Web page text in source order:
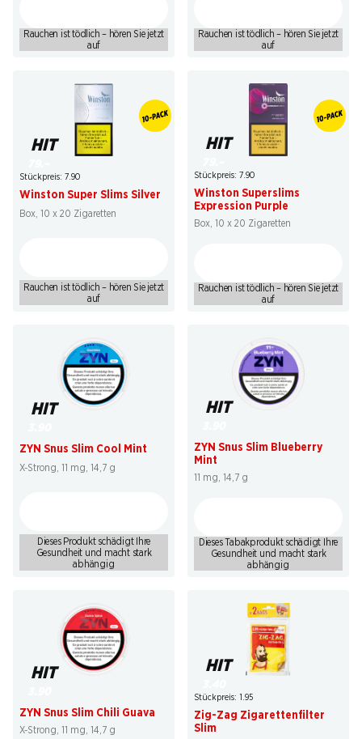
Rauchen ist tödlich – hören Sie jetzt
auf
Rauchen ist tödlich – hören Sie jetzt
auf
HIT
Stückpreis: 7.90
Winston Super Slims Silver
Box, 10 x 20 Zigaretten
Rauchen ist tödlich – hören Sie jetzt
auf
HIT
Stückpreis: 7.90
Winston Superslims
Expression Purple
Box, 10 x 20 Zigaretten
Rauchen ist tödlich – hören Sie jetzt
auf
HIT
ZYN Snus Slim Cool Mint
X-Strong, 11 mg, 14,7 g
Dieses Produkt schädigt Ihre
Gesundheit und macht stark
abhängig
HIT
ZYN Snus Slim Blueberry
Mint
11 mg, 14,7 g
Dieses Tabakprodukt schädigt Ihre
Gesundheit und macht stark
abhängig
HIT
ZYN Snus Slim Chili Guava
X-Strong, 11 mg, 14,7 g
HIT
Stückpreis: 1.95
Zig-Zag Zigarettenfilter
Slim